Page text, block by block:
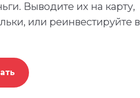
Выводите их на карту,
или реинвестируйте в